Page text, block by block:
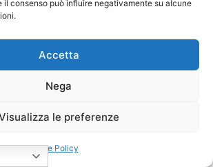
il consenso può influire negativamente su alcune
Accetta
Nega
le preferenze
Cookie Policy
confermato Vice
di CONFIDA per il